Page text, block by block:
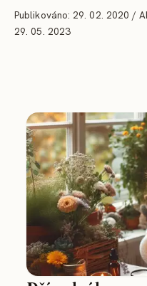
Publikováno: 29. 02. 2020 /
29. 05. 2023